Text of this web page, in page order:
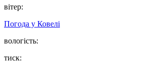
вітер:
Погода у Ковелі
вологість:
тиск: